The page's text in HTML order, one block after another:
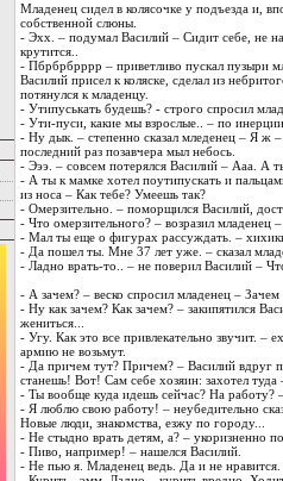
Младенец сидел в колясочке у подъезда и,
собственной слюны.
- Эхх. – подумал Василий – Сидит себе, не
крутится..
- Пбрбрбрррр – приветливо пускал пузыри
Василий присел к коляске, сделал из
потянулся к младенцу.
- Утипуськать будешь? - строго спросил
- Ути-пуси, какие мы взрослые.. – по
- Ну дык. – степенно сказал мледенец – Я ж
последний раз позавчера мыл небось.
- Эээ. – совсем потерялся Василий – Ааа. А
- А ты к мамке хотел поутипускать и
из носа – Как тебе? Умеешь так?
- Омерзительно. – поморщился Василий,
- Что омерзительного? – возразил младенец
- Мал ты еще о фигурах рассуждать. –
- Да пошел ты. Мне 37 лет уже. – сказал
- Ладно врать-то.. – не поверил Василий –
- А зачем? – веско спросил младенец –
- Ну как зачем? Как зачем? – закипятился
жениться...
- Угу. Как это все привлекательно звучит.
армию не возьмут.
- Да причем тут? Причем? – Василий вдруг
станешь! Вот! Сам себе хозяин: захотел
- Ты вообще куда идешь сейчас? На работу?
- Я люблю свою работу! – неубедительно
Новые люди, знакомства, езжу по городу...
- Не стыдно врать детям, а? – укоризненно
- Пиво, например! – нашелся Василий.
- Не пью я. Младенец ведь. Да и не нравится.